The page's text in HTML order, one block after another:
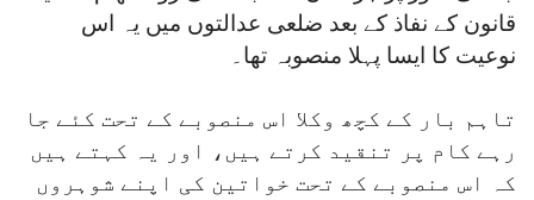
قانون کے نفاذ کے بعد ضلعی عدالتوں میں یہ اس
نوعیت کا ایسا پہلا منصوبہ تھا۔
تاہم بار کے کچھ وکلا اس منصوبے کے تحت کئے جا
رہے کام پر تنقید کرتے ہیں، اور یہ کہتے ہیں
کہ اس منصوبے کے تحت خواتین کی اپنے شوہروں